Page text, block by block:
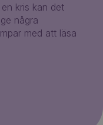
kris kan det
några
med att läsa